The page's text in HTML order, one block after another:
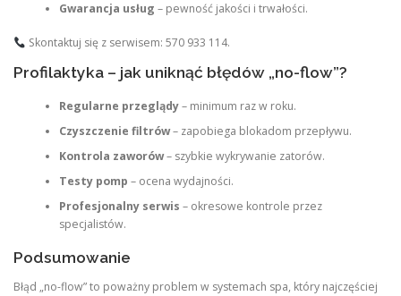
Gwarancja usług – pewność jakości i trwałości.
Skontaktuj się z serwisem: 570 933 114.
Profilaktyka – jak uniknąć błędów „no-flow”?
Regularne przeglądy– minimum raz w roku.
Czyszczenie filtrów– zapobiega blokadom przepływu.
Kontrola zaworów– szybkie wykrywanie zatorów.
Testy pomp – ocena wydajności.
Profesjonalny serwis – okresowe kontrole przez
specjalistów.
Podsumowanie
Błąd „no-flow” to poważny problem w systemach spa, który najczęściej